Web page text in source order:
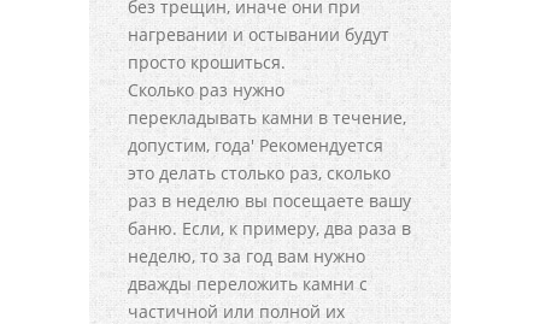
без трещин, иначе они при
нагревании и остывании будут
просто крошиться.
Сколько раз нужно
перекладывать камни в течение,
допустим, года' Рекомендуется
это делать столько раз, сколько
раз в неделю вы посещаете вашу
баню. Если, к примеру, два раза в
неделю, то за год вам нужно
дважды переложить камни с
частичной или полной их